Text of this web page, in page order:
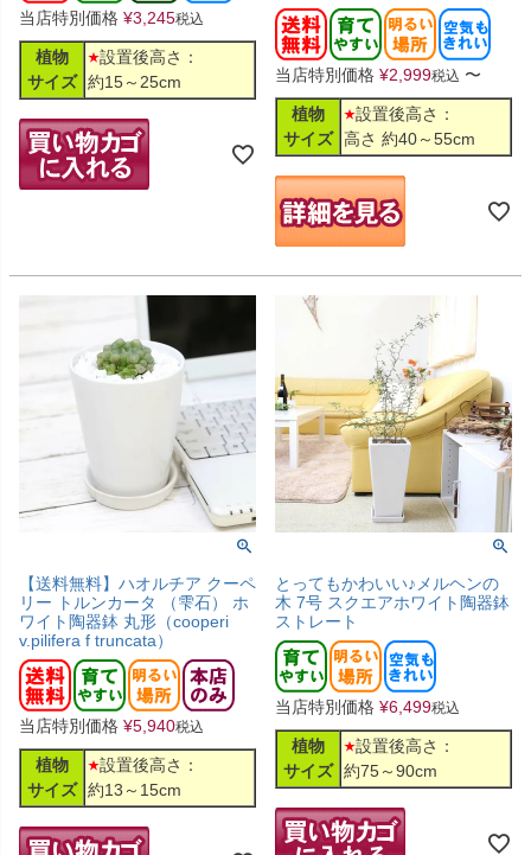
当店特別価格 ¥3,245税込
植物
サイズ
設置後高さ：
約15～25cm
当店特別価格 ¥2,999税込 〜
植物
サイズ
設置後高さ：
高さ 約40～55cm
【送料無料】ハオルチア クーペ
リー トルンカータ （雫石） ホ
ワイト陶器鉢 丸形（cooperi
v.pilifera f truncata）
当店特別価格 ¥5,940税込
植物
サイズ
設置後高さ：
約13～15cm
とってもかわいい♪メルヘンの
木 7号 スクエアホワイト陶器鉢
ストレート
当店特別価格 ¥6,499税込
植物
サイズ
設置後高さ：
約75～90cm